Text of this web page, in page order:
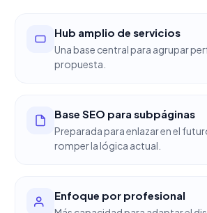
Hub amplio de servicios
Una base central para agrupar
propuesta.
Base SEO para subpáginas
Preparada para enlazar en el
romper la lógica actual.
Enfoque por profesional